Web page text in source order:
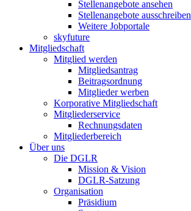
Stellenangebote ansehen
Stellenangebote ausschreiben
Weitere Jobportale
skyfuture
Mitgliedschaft
Mitglied werden
Mitgliedsantrag
Beitragsordnung
Mitglieder werben
Korporative Mitgliedschaft
Mitgliederservice
Rechnungsdaten
Mitgliederbereich
Über uns
Die DGLR
Mission & Vision
DGLR-Satzung
Organisation
Präsidium